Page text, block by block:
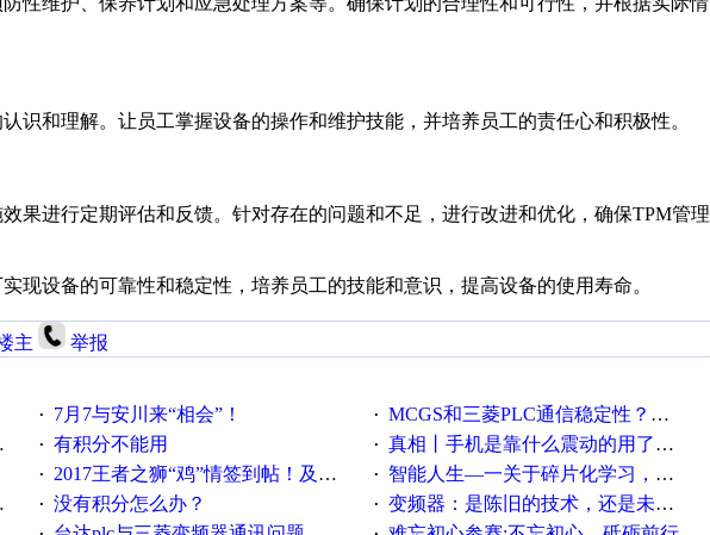
识和理解。让员工掌握设备的操作和维护技能，并培养员工的责任心和积极性。
果进行定期评估和反馈。针对存在的问题和不足，进行改进和优化，确保TPM管理
现设备的可靠性和稳定性，培养员工的技能和意识，提高设备的使用寿命。
主 举报
· 7月7与安川来“相会”！ · MCGS和三菱PLC通信稳定性？？？
· 有积分不能用 · 真相丨手机是靠什么震动的用了这么多年才知道！
· 2017王者之狮“鸡”情签到帖！及时更新在线研讨会预告 · 智能人生—一关于碎片化学习，看这一篇就够了！
· 没有积分怎么办？ · 变频器：是陈旧的技术，还是未来的幕后英雄？